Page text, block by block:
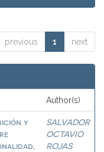
previous 1 next
Author(s)
y
SALVADOR
OCTAVIO
ROJAS